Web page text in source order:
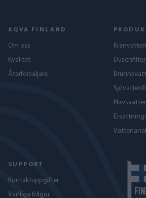
AQVA FINLAND
Om oss
Kvalitet
Återförsäljare
Duschfilter
SUPPORT
Kontaktuppgifter
Vanliga frågor